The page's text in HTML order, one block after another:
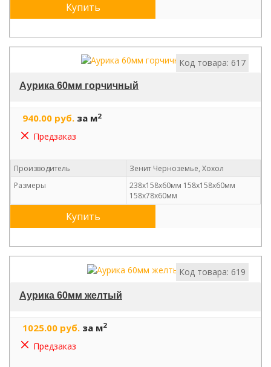
Купить
Код товара: 617
Аурика 60мм горчичный
940.00 руб. за м2
Предзаказ
Производитель
Зенит Черноземье, Хохол
Размеры
238х158х60мм 158х158х60мм
158х78х60мм
Купить
Код товара: 619
Аурика 60мм желтый
1025.00 руб. за м2
Предзаказ